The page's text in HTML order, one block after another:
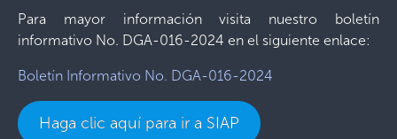
Para mayor información visita nuestro boletín
informativo No. DGA-016-2024 en el siguiente enlace:
Boletín Informativo No. DGA-016-2024
Haga clic aquí para ir a SIAP